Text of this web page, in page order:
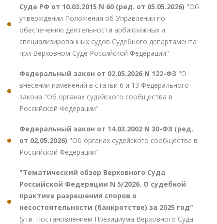
Суде РФ от 10.03.2015 N 60 (ред. от 05.05.2026) "Об
утверждении Положения об Управлении по
обеспечению деятельности арбитражных и
специализированных судов Судебного департамента
при Верховном Суде Российской Федерации"
Федеральный закон от 02.05.2026 N 122-ФЗ "О
внесении изменений в статьи 6 и 13 Федерального
закона "Об органах судейского сообщества в
Российской Федерации"
Федеральный закон от 14.03.2002 N 30-ФЗ (ред.
от 02.05.2026) "Об органах судейского сообщества в
Российской Федерации"
"Тематический обзор Верховного Суда
Российской Федерации N 5/2026. О судебной
практике разрешения споров о
несостоятельности (банкротстве) за 2025 год"
(утв. Постановлением Президиума Верховного Суда